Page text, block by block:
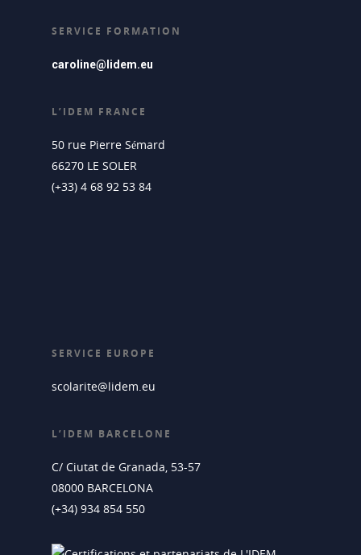
SERVICE FORMATION
caroline@lidem.eu
L’IDEM FRANCE
50 rue Pierre Sémard
66270 LE SOLER
(+33) 4 68 92 53 84
SERVICE EUROPE
scolarite@lidem.eu
L’IDEM BARCELONE
C/ Ciutat de Granada, 53-57
08000 BARCELONA
(+34) 934 854 550